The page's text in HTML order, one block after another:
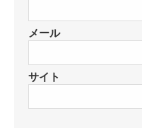
メール
サイト